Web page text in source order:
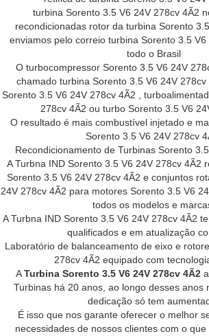
turbina Sorento 3.5 V6 24V 278cv 4Ã2
recondicionadas rotor da turbina Sorento 3.5
enviamos pelo correio turbina Sorento 3.5 V6
todo o Brasil
O turbocompressor Sorento 3.5 V6 24V
chamado turbina Sorento 3.5 V6 24V 278cv
Sorento 3.5 V6 24V 278cv 4Ã2 ,
278cv 4Ã2 ou turbo Sorento 3.5 V6 24V
O resultado é mais combustível injetado e
Sorento 3.5 V6 24V 278cv
Recondicionamento de Turbinas Sorento 3.5
A Turbna IND Sorento 3.5 V6 24V 278cv 4Ã2
Sorento 3.5 V6 24V 278cv 4Ã2 e conjuntos
24V 278cv 4Ã2 para motores Sorento 3.5 V6
todos os modelos e
A Turbna IND Sorento 3.5 V6 24V 278cv 4Ã2
qualificados e em atualização
Laboratório de balanceamento de eixo e
278cv 4Ã2 equipado com
ATurbina Sorento 3.5 V6 24V 278cv 4Ã2
Turbinas há 20 anos, ao longo desses anos
dedicação só tem
É isso que nos garante oferecer o melhor
necessidades de nossos clientes com o